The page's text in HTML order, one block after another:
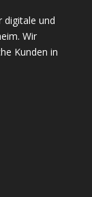
digitale und
Wir
Kunden in